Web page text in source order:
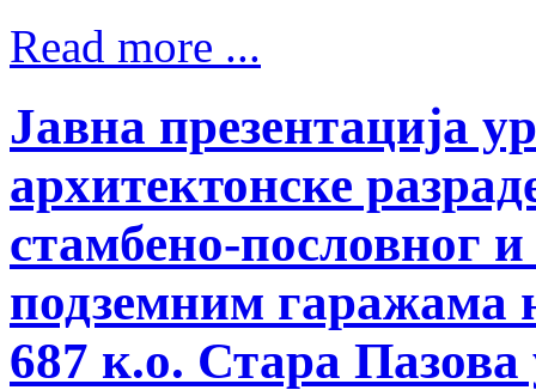
Read more ...
Јавна презентација
архитектонске
стамбено-пословног и
подземним гаражама
687 к.о. Стара